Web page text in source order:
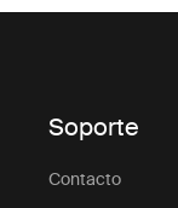
Soporte
Contacto